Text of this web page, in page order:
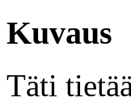
Kuvaus
Täti